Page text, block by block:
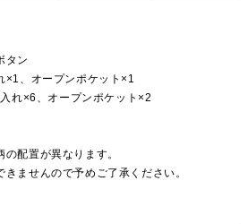
タン
×1、オープンポケット×1
れ×6、オープンポケット×2
配置が異なります。
ませんので予めご了承ください。